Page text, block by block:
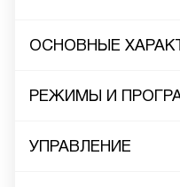
ОСНОВНЫЕ
РЕЖИМЫ И
УПРАВЛЕНИЕ